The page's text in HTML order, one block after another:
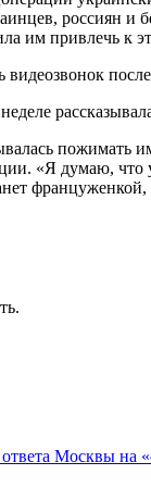
россиян и
им привлечь к
видеозвонок
«Я думаю,
Москвы на